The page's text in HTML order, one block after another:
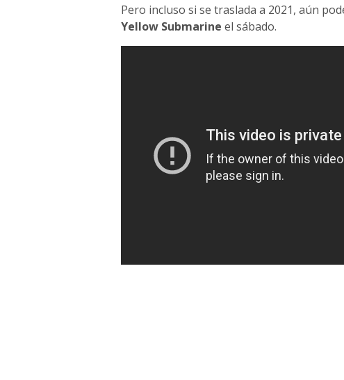
Pero incluso si se traslada a 2021, aún
Yellow Submarine el sábado.